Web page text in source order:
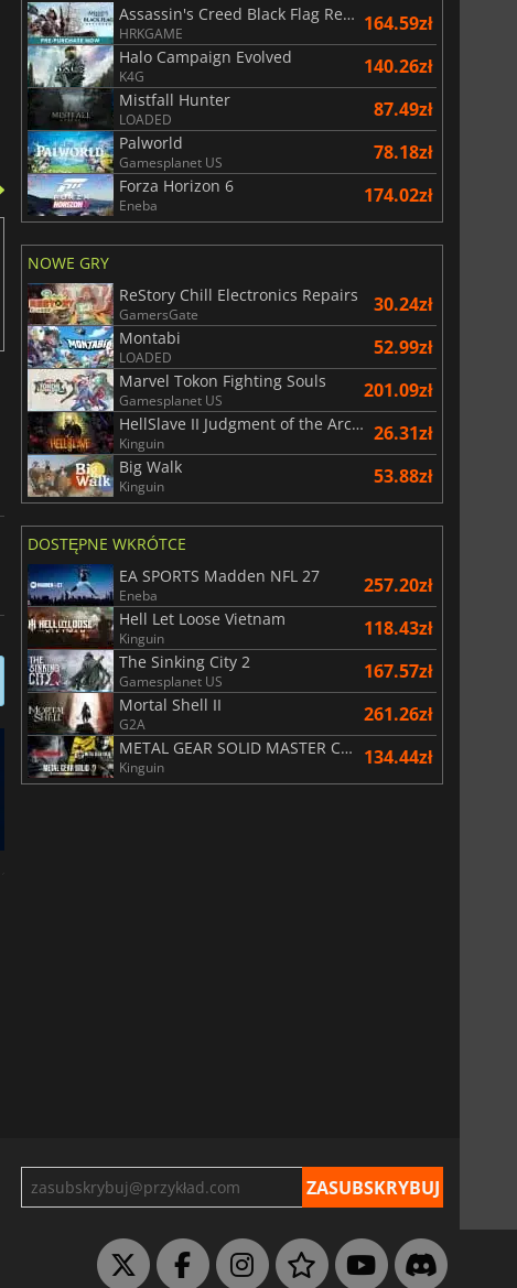
Assassin's Creed Black Flag Resynced
HRKGAME 164.59zł
Halo Campaign Evolved
K4G 140.26zł
Mistfall Hunter
LOADED 87.49zł
Palworld
Gamesplanet US 78.18zł
Forza Horizon 6
Eneba 174.02zł
NOWE GRY
ReStory Chill Electronics Repairs
GamersGate 30.24zł
Montabi
LOADED 52.99zł
Marvel Tokon Fighting Souls
Gamesplanet US 201.09zł
HellSlave II Judgment of the Archon
Kinguin 26.31zł
Big Walk
Kinguin 53.88zł
DOSTĘPNE WKRÓTCE
EA SPORTS Madden NFL 27
Eneba 257.20zł
Hell Let Loose Vietnam
Kinguin 118.43zł
The Sinking City 2
Gamesplanet US 167.57zł
Mortal Shell II
G2A 261.26zł
METAL GEAR SOLID MASTER COLLECTION Vol.2
Kinguin 134.44zł